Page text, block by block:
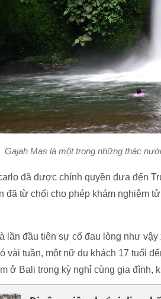
Gajah Mas là một trong những thác
đã được chính quyền đưa đến
đã từ chối cho phép khám nghiệm
lần đầu tiên sự cố đau lòng như
vài tuần, một nữ du khách 17 tuổi
ở Bali trong kỳ nghỉ cùng gia đình,